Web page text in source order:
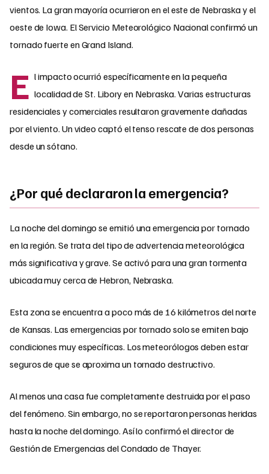
vientos. La gran mayoría ocurrieron en el este de Nebraska y el
oeste de Iowa. El Servicio Meteorológico Nacional confirmó un
tornado fuerte en Grand Island.
E l impacto ocurrió específicamente en la pequeña
localidad de St. Libory en Nebraska. Varias estructuras
residenciales y comerciales resultaron gravemente dañadas
por el viento. Un video captó el tenso rescate de dos personas
desde un sótano.
¿Por qué declararon la emergencia?
La noche del domingo se emitió una emergencia por tornado
en la región. Se trata del tipo de advertencia meteorológica
más significativa y grave. Se activó para una gran tormenta
ubicada muy cerca de Hebron, Nebraska.
Esta zona se encuentra a poco más de 16 kilómetros del norte
de Kansas. Las emergencias por tornado solo se emiten bajo
condiciones muy específicas. Los meteorólogos deben estar
seguros de que se aproxima un tornado destructivo.
Al menos una casa fue completamente destruida por el paso
del fenómeno. Sin embargo, no se reportaron personas heridas
hasta la noche del domingo. Así lo confirmó el director de
Gestión de Emergencias del Condado de Thayer.